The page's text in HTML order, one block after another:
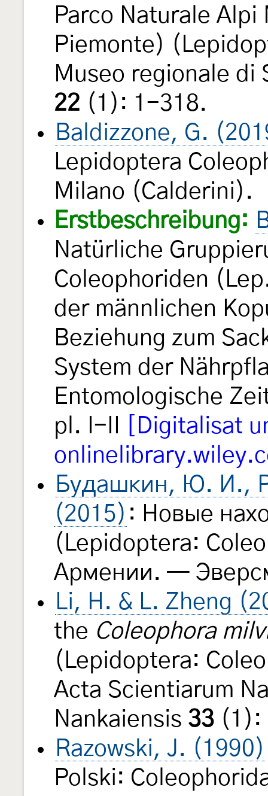
Parco Naturale
Piemonte)
Museo regionale di
22 (1): 1-318.
Baldizzone, G.
Lepidoptera
Milano (Calderini).
Erstbeschreibung:
Natürliche
Coleophoriden
der männlichen
Beziehung zum
System der
Entomologische
pl. I-II
[Digitalisat
Будашкин, Ю. И.,
(2015) : Новые
(Lepidoptera:
Армении. —
Li, H. & L. Zheng
the Coleophora
(Lepidoptera:
Acta Scientiarum
Nankaiensis 33 (1):
Razowski, J. (1990)
Polski: